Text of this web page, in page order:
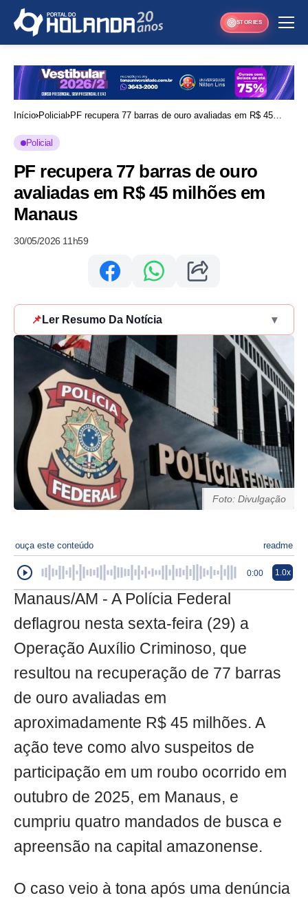
STORIES
Início Policial PF recupera 77 barras de ouro avaliadas em R$ 45
Policial
PF recupera 77 barras de ouro
avaliadas em R$ 45 milhões em
Manaus
30/05/2026 11h59
📌 Ler Resumo Da Notícia ▾
Foto: Divulgação
ouça este conteúdo readme
0:00 1.0x
Manaus/AM - A Polícia Federal
deflagrou nesta sexta-feira (29) a
Operação Auxílio Criminoso, que
resultou na recuperação de 77 barras
de ouro avaliadas em
aproximadamente R$ 45 milhões. A
ação teve como alvo suspeitos de
participação em um roubo ocorrido em
outubro de 2025, em Manaus, e
cumpriu quatro mandados de busca e
apreensão na capital amazonense.
O caso veio à tona após uma denúncia